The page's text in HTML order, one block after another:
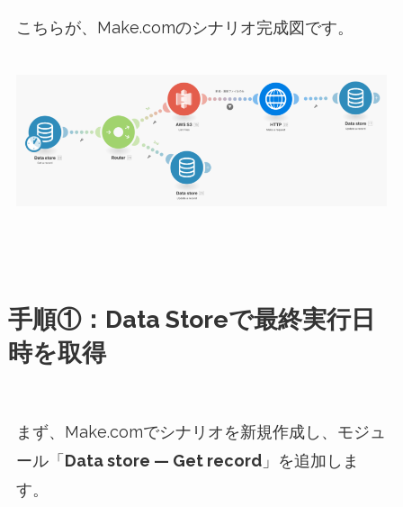
こちらが、Make.comのシナリオ完成図です。
手順①：Data Storeで最終実行日
時を取得
まず、Make.comでシナリオを新規作成し、モジュ
ール「 Data store — Get record」を追加しま
す。